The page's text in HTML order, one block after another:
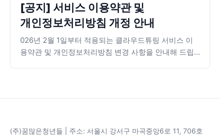
[공지] 서비스 이용약관 및
개인정보처리방침 개정 안내
026년 2월 1일부터 적용되는 클라우드튜링 서비스 이
용약관 및 개인정보처리방침 변경 사항을 안내해 드립
(주)꿈많은청년들 | 주소: 서울시 강서구 마곡중앙6로 11, 706호